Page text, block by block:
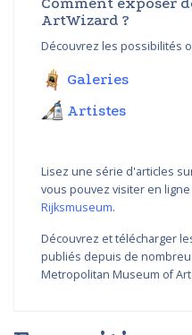
Comment exposer
ArtWizard ?
Découvrez les possibilités
Galeries
Artistes
Lisez une série d'articles
vous pouvez visiter en ligne
Rijksmuseum.
Découvrez et télécharger
publiés depuis de
Metropolitan Museum of Art